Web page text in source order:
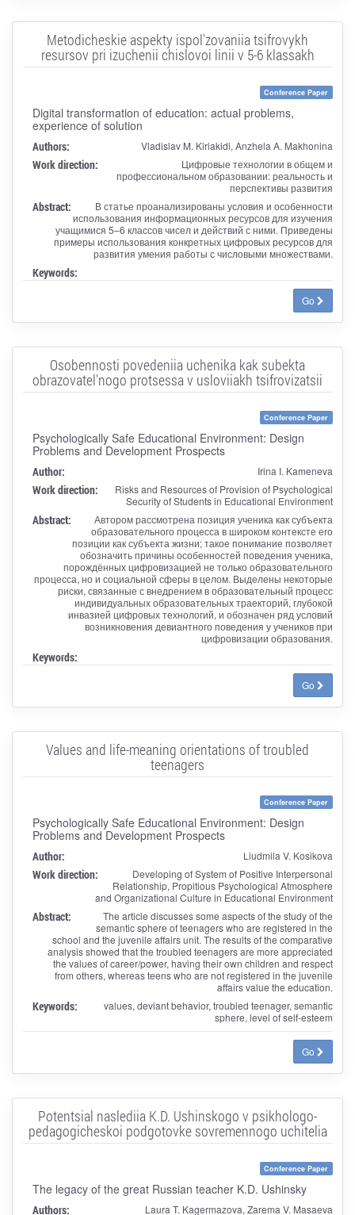
Metodicheskie aspekty ispol'zovaniia tsifrovykh
resursov pri izuchenii chislovoi linii v 5-6 klassakh
Conference Paper
Digital transformation of education: actual problems,
experience of solution
Authors: Vladislav M. Kiriakidi, Anzhela A. Makhonina
Work direction:
Цифровые технологии в общем и
профессиональном образовании: реальность и
перспективы развития
Abstract:
В статье проанализированы условия и особенности
использования информационных ресурсов для изучения
учащимися 5–6 классов чисел и действий с ними. Приведены
примеры использования конкретных цифровых ресурсов для
развития умения работы с числовыми множествами.
Keywords:
Go
Osobennosti povedeniia uchenika kak subekta
obrazovatel'nogo protsessa v usloviiakh tsifrovizatsii
Conference Paper
Psychologically Safe Educational Environment: Design
Problems and Development Prospects
Author: Irina I. Kameneva
Work direction:
Risks and Resources of Provision of Psychological
Security of Students in Educational Environment
Abstract:
Автором рассмотрена позиция ученика как субъекта
образовательного процесса в широком контексте его
позиции как субъекта жизни; такое понимание позволяет
обозначить причины особенностей поведения ученика,
порождённых цифровизацией не только образовательного
процесса, но и социальной сферы в целом. Выделены некоторые
риски, связанные с внедрением в образовательный процесс
индивидуальных образовательных траекторий, глубокой
инвазией цифровых технологий, и обозначен ряд условий
возникновения девиантного поведения у учеников при
цифровизации образования.
Keywords:
Go
Values and life-meaning orientations of troubled
teenagers
Conference Paper
Psychologically Safe Educational Environment: Design
Problems and Development Prospects
Author: Liudmila V. Kosikova
Work direction:
Developing of System of Positive Interpersonal
Relationship, Propitious Psychological Atmosphere
and Organizational Culture in Educational Environment
Abstract:
The article discusses some aspects of the study of the
semantic sphere of teenagers who are registered in the
school and the juvenile affairs unit. The results of the comparative
analysis showed that the troubled teenagers are more appreciated
the values of career/power, having their own children and respect
from others, whereas teens who are not registered in the juvenile
affairs value the education.
Keywords:
values, deviant behavior, troubled teenager, semantic
sphere, level of self-esteem
Go
Potentsial naslediia K.D. Ushinskogo v psikhologo-
pedagogicheskoi podgotovke sovremennogo uchitelia
Conference Paper
The legacy of the great Russian teacher K.D. Ushinsky
Authors: Laura T. Kagermazova, Zarema V. Masaeva